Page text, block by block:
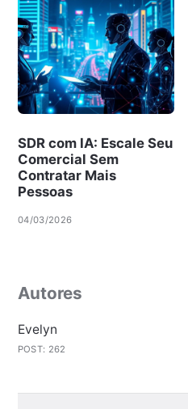
SDR com IA: Escale Seu
Comercial Sem
Contratar Mais
Pessoas
04/03/2026
Autores
Evelyn
POST: 262